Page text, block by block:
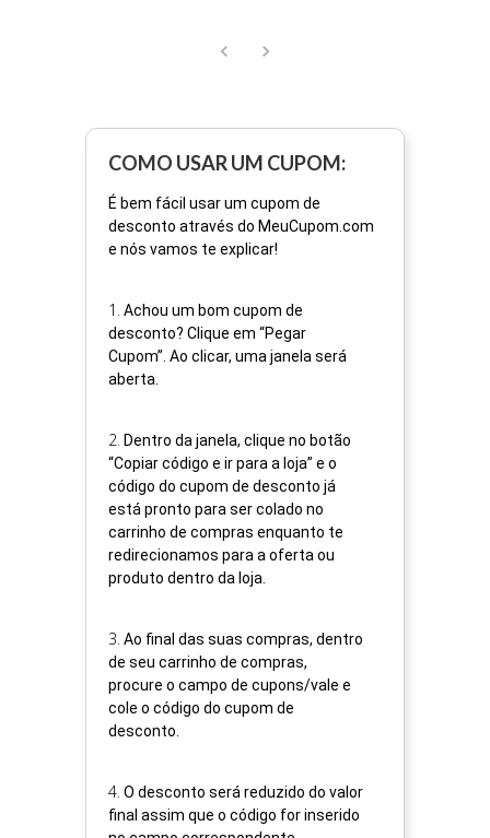
COMO USAR UM CUPOM:
É bem fácil usar um cupom de
desconto através do MeuCupom.com
e nós vamos te explicar!
1 . Achou um bom cupom de
desconto? Clique em “Pegar
Cupom”. Ao clicar, uma janela será
aberta.
2. Dentro da janela, clique no botão
“Copiar código e ir para a loja” e o
código do cupom de desconto já
está pronto para ser colado no
carrinho de compras enquanto te
redirecionamos para a oferta ou
produto dentro da loja.
3. Ao final das suas compras, dentro
de seu carrinho de compras,
procure o campo de cupons/vale e
cole o código do cupom de
desconto.
4. O desconto será reduzido do valor
final assim que o código for inserido